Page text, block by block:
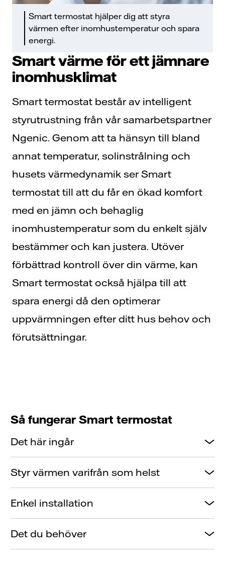
Smart termostat hjälper dig att styra
värmen efter inomhustemperatur och spara
energi.
Smart värme för ett jämnare
inomhusklimat
Smart termostat består av intelligent
styrutrustning från vår samarbetspartner
Ngenic. Genom att ta hänsyn till bland
annat temperatur, solinstrålning och
husets värmedynamik ser Smart
termostat till att du får en ökad komfort
med en jämn och behaglig
inomhustemperatur som du enkelt själv
bestämmer och kan justera. Utöver
förbättrad kontroll över din värme, kan
Smart termostat också hjälpa till att
spara energi då den optimerar
uppvärmningen efter ditt hus behov och
förutsättningar.
Så fungerar Smart termostat
Det här ingår
Styr värmen varifrån som helst
Enkel installation
Det du behöver